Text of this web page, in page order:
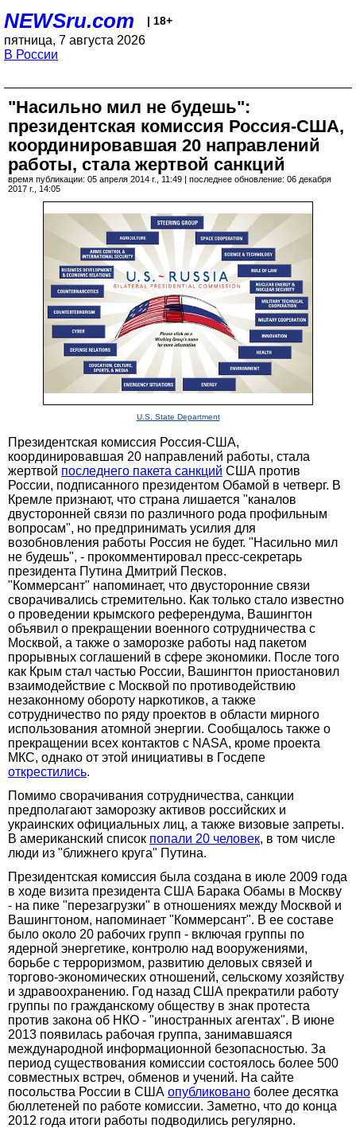
NEWSru.com | 18+
пятница, 7 августа 2026
В России
"Насильно мил не будешь":
президентская комиссия Россия-США,
координировавшая 20 направлений
работы, стала жертвой санкций
время публикации: 05 апреля 2014 г., 11:49 | последнее обновление: 06 декабря
2017 г., 14:05
U.S. State Department
Президентская комиссия Россия-США,
координировавшая 20 направлений работы, стала
жертвой последнего пакета санкций США против
России, подписанного президентом Обамой в четверг. В
Кремле признают, что страна лишается "каналов
двусторонней связи по различного рода профильным
вопросам", но предпринимать усилия для
возобновления работы Россия не будет. "Насильно мил
не будешь", - прокомментировал пресс-секретарь
президента Путина Дмитрий Песков.
"Коммерсант" напоминает, что двусторонние связи
сворачивались стремительно. Как только стало известно
о проведении крымского референдума, Вашингтон
объявил о прекращении военного сотрудничества с
Москвой, а также о заморозке работы над пакетом
прорывных соглашений в сфере экономики. После того
как Крым стал частью России, Вашингтон приостановил
взаимодействие с Москвой по противодействию
незаконному обороту наркотиков, а также
сотрудничество по ряду проектов в области мирного
использования атомной энергии. Сообщалось также о
прекращении всех контактов c NASA, кроме проекта
МКС, однако от этой инициативы в Госдепе
открестились.
Помимо сворачивания сотрудничества, санкции
предполагают заморозку активов российских и
украинских официальных лиц, а также визовые запреты.
В американский список попали 20 человек, в том числе
люди из "ближнего круга" Путина.
Президентская комиссия была создана в июле 2009 года
в ходе визита президента США Барака Обамы в Москву
- на пике "перезагрузки" в отношениях между Москвой и
Вашингтоном, напоминает "Коммерсант". В ее составе
было около 20 рабочих групп - включая группы по
ядерной энергетике, контролю над вооружениями,
борьбе с терроризмом, развитию деловых связей и
торгово-экономических отношений, сельскому хозяйству
и здравоохранению. Год назад США прекратили работу
группы по гражданскому обществу в знак протеста
против закона об НКО - "иностранных агентах". В июне
2013 появилась рабочая группа, занимавшаяся
международной информационной безопасностью. За
период существования комиссии состоялось более 500
совместных встреч, обменов и учений. На сайте
посольства России в США опубликовано более десятка
бюллетеней по работе комиссии. Заметно, что до конца
2012 года итоги работы подводились регулярно.